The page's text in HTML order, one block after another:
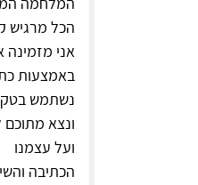
הכל מרגיש
אני
באמצעות
נשתמש
ונצא מתוכם
ועל עצמנו
הכתיבה